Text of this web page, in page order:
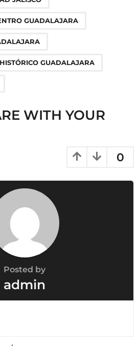
GUADALAJARA
GUADALAJARA
WITH YOUR
0
Posted by
admin